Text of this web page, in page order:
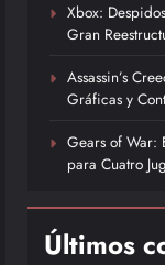
Xbox:
Gran
Assassin’s
Gráficas y
Gears of War:
para Cuatro
Últimos